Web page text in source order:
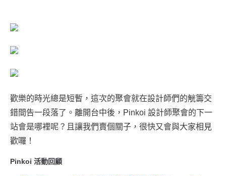
歡樂的時光總是短暫，這次的聚會就在設計師們的觥籌交
錯間告一段落了。離開台中後，Pinkoi 設計師聚會的下一
站會是哪裡呢？且讓我們賣個關子，很快又會與大家相見
歡囉！
Pinkoi 活動回顧